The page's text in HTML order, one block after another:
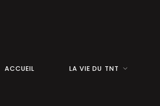
ACCUEIL LA VIE DU TNT